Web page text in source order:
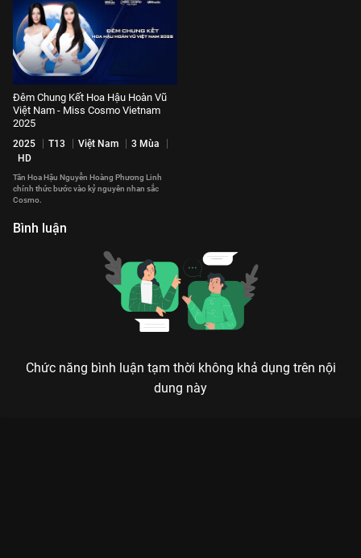
Đêm Chung Kết Hoa Hậu Hoàn Vũ
Việt Nam - Miss Cosmo Vietnam
2025
2025 T13 Việt Nam
3 Mùa
HD
Tân Hoa Hậu Nguyễn Hoàng Phương Linh
chính thức bước vào kỷ nguyên nhan sắc
Cosmo.
Bình luận
Chức năng bình luận tạm thời không khả dụng trên nội
dung này